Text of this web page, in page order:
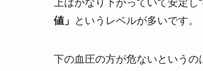
上はかなり下がっていて安定し
値」
というレベルが多いです。
下の血圧の方が危ないという